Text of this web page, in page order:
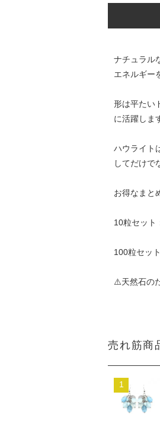
ナチュラル
エネルギー
形は平たい
に活躍しま
ハウライト
してだけで
お得なまと
10粒セット
100粒セッ
⚠️天然石の
売れ筋商
1